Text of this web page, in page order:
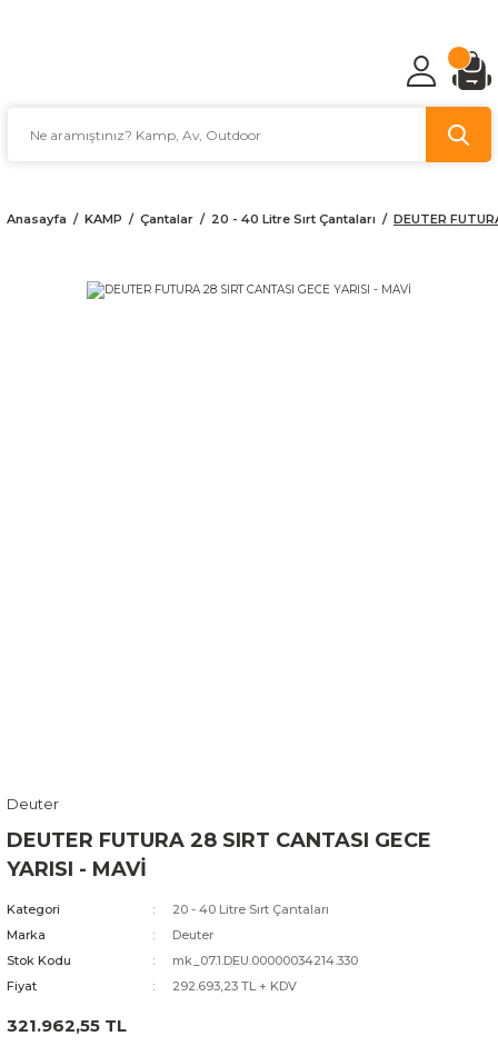
Anasayfa KAMP Çantalar 20 - 40 Litre Sırt Çantaları DEUTER
Deuter
DEUTER FUTURA 28 SIRT CANTASI GECE
YARISI - MAVİ
Kategori
20 - 40 Litre Sırt Çantaları
Marka
Deuter
Stok Kodu
mk_07.1.DEU.00000034214.330
Fiyat
292.693,23 TL + KDV
321.962,55 TL